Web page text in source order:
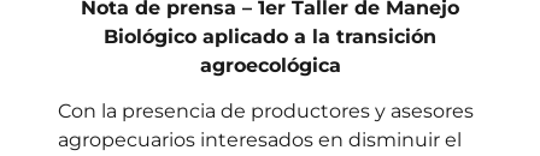
Nota de prensa – 1er Taller de Manejo
Biológico aplicado a la transición
agroecológica
Con la presencia de productores y asesores
agropecuarios interesados en disminuir el